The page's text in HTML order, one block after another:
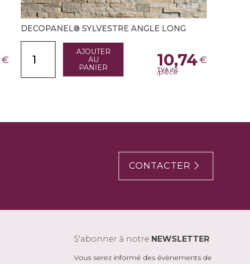
€
DECOPANEL® SYLVESTRE ANGLE LONG
AJOUTER
AU
PANIER
10,74€
TVA inc.
/pièce
CONTACTER
S'abonner à notre NEWSLETTER
Vous serez informé des événements de